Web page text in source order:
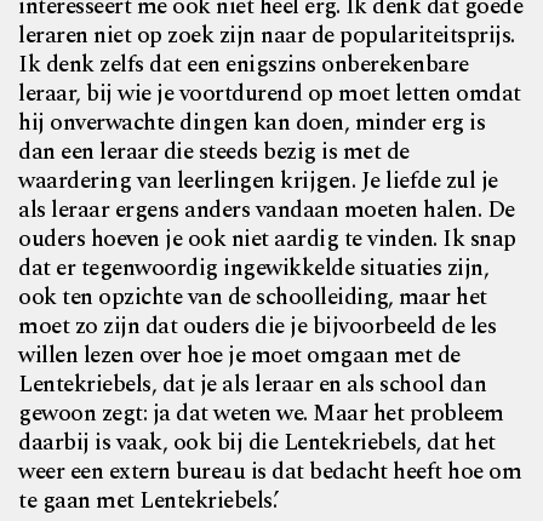
interesseert me ook niet heel erg. Ik denk dat goede
leraren niet op zoek zijn naar de populariteitsprijs.
Ik denk zelfs dat een enigszins onberekenbare
leraar, bij wie je voortdurend op moet letten omdat
hij onverwachte dingen kan doen, minder erg is
dan een leraar die steeds bezig is met de
waardering van leerlingen krijgen. Je liefde zul je
als leraar ergens anders vandaan moeten halen. De
ouders hoeven je ook niet aardig te vinden. Ik snap
dat er tegenwoordig ingewikkelde situaties zijn,
ook ten opzichte van de schoolleiding, maar het
moet zo zijn dat ouders die je bijvoorbeeld de les
willen lezen over hoe je moet omgaan met de
Lentekriebels, dat je als leraar en als school dan
gewoon zegt: ja dat weten we. Maar het probleem
daarbij is vaak, ook bij die Lentekriebels, dat het
weer een extern bureau is dat bedacht heeft hoe om
te gaan met Lentekriebels.’